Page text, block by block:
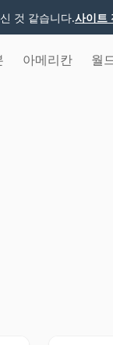
것 같습니다.사이트
아메리칸 월